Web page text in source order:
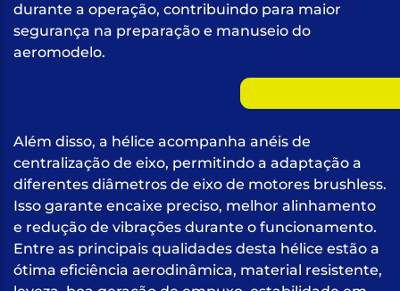
durante a operação, contribuindo para maior
segurança na preparação e manuseio do
aeromodelo.
Além disso, a hélice acompanha anéis de
centralização de eixo, permitindo a adaptação a
diferentes diâmetros de eixo de motores brushless.
Isso garante encaixe preciso, melhor alinhamento
e redução de vibrações durante o funcionamento.
Entre as principais qualidades desta hélice estão a
ótima eficiência aerodinâmica, material resistente,